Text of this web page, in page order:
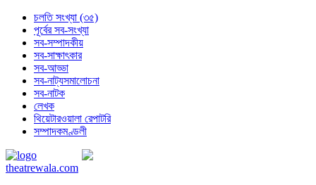
চলতি সংখ্যা (৩৫)
পূর্বের সব-সংখ্যা
সব-সম্পাদকীয়
সব-সাক্ষাৎকার
সব-আড্ডা
সব-নাট্যসমালোচনা
সব-নাটক
লেখক
থিয়েটারওয়ালা রেপাটরি
সম্পাদকমণ্ডলী